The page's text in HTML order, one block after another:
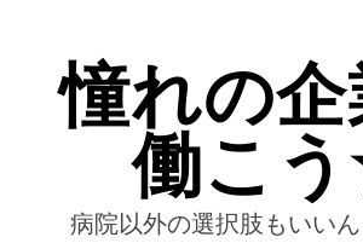
憧れの
働こ
病院以外の選択肢もいい